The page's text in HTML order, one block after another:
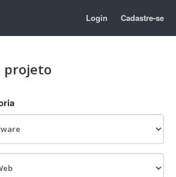
Login Cadastre-se
projeto